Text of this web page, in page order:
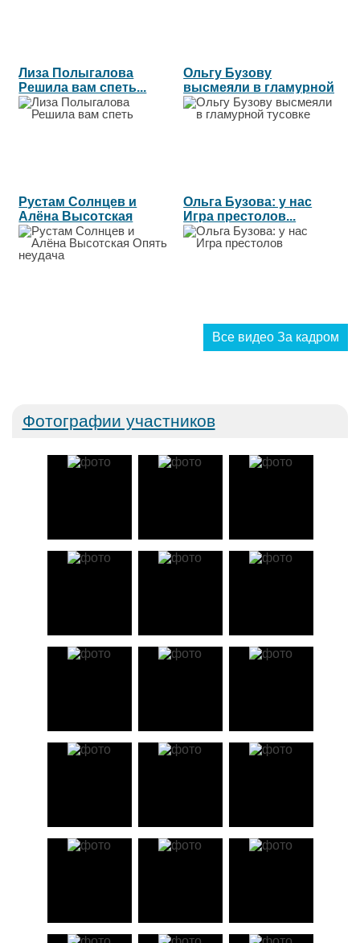
Лиза Полыгалова
Решила вам спеть...
Ольгу Бузову
высмеяли в гламурной
тусовке...
Рустам Солнцев и
Алёна Высотская
Опять неудача...
Ольга Бузова: у нас
Игра престолов...
Все видео За кадром
Фотографии участников